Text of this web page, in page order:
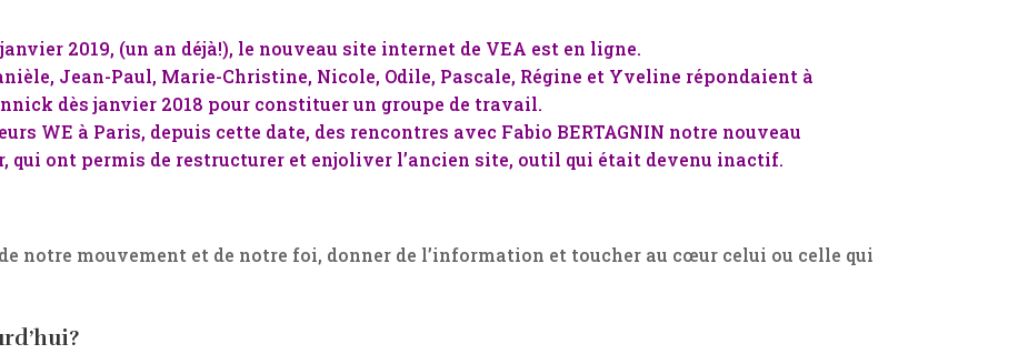
2019, (un an déjà!), le nouveau site internet de VEA est en ligne.
Jean-Paul, Marie-Christine, Nicole, Odile, Pascale, Régine et Yveline répondaient à
dès janvier 2018 pour constituer un groupe de travail.
WE à Paris, depuis cette date, des rencontres avec Fabio BERTAGNIN notre nouveau
qui ont permis de restructurer et enjoliver l’ancien site, outil qui était devenu inactif.
notre mouvement et de notre foi, donner de l’information et toucher au cœur celui ou celle qui